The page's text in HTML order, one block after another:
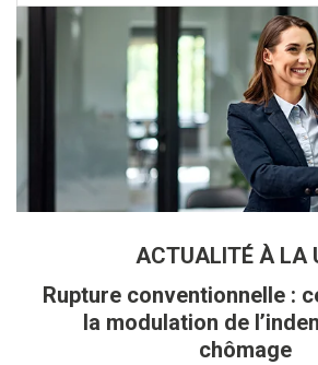
ACTUALITÉ À LA
Rupture conventionnelle :
la modulation de
chômage